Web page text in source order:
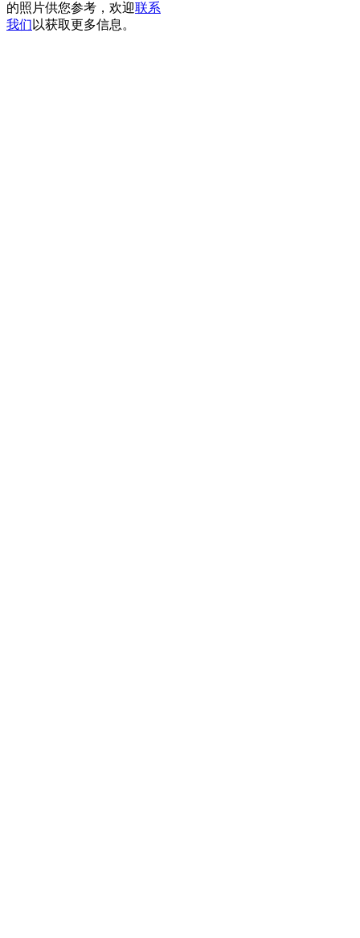
的照片供您参考，欢迎联系
我们 以获取更多信息。